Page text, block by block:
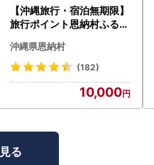
【沖縄旅行・宿泊無期限】
旅行ポイント恩納村ふるな
沖縄県恩納村
(182)
10,000
る